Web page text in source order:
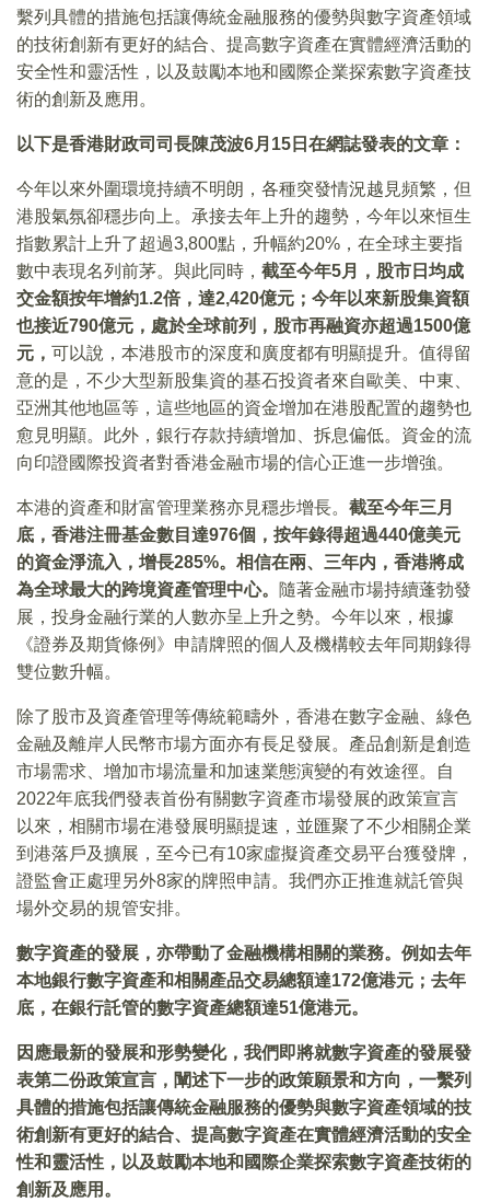
繫列具體的措施包括讓傳統金融服務的優勢與數字資產領域
的技術創新有更好的結合、提高數字資產在實體經濟活動的
安全性和靈活性，以及鼓勵本地和國際企業探索數字資產技
術的創新及應用。
以下是香港財政司司長陳茂波6月15日在網誌發表的文章：
今年以來外圍環境持續不明朗，各種突發情況越見頻繁，但
港股氣氛卻穩步向上。承接去年上升的趨勢，今年以來恒生
指數累計上升了超過3,800點，升幅約20%，在全球主要指
數中表現名列前茅。與此同時， 截至今年5月，股市日均成
交金額按年增約1.2倍，達2,420億元；今年以來新股集資額
也接近790億元，處於全球前列，股市再融資亦超過1500億
元， 可以說，本港股市的深度和廣度都有明顯提升。值得留
意的是，不少大型新股集資的基石投資者來自歐美、中東、
亞洲其他地區等，這些地區的資金增加在港股配置的趨勢也
愈見明顯。此外，銀行存款持續增加、拆息偏低。資金的流
向印證國際投資者對香港金融市場的信心正進一步增強。
本港的資產和財富管理業務亦見穩步增長。 截至今年三月
底，香港注冊基金數目達976個，按年錄得超過440億美元
的資金淨流入，增長285%。相信在兩、三年内，香港將成
為全球最大的跨境資產管理中心。 隨著金融市場持續蓬勃發
展，投身金融行業的人數亦呈上升之勢。今年以來，根據
《證券及期貨條例》申請牌照的個人及機構較去年同期錄得
雙位數升幅。
除了股市及資產管理等傳統範疇外，香港在數字金融、綠色
金融及離岸人民幣市場方面亦有長足發展。產品創新是創造
市場需求、增加市場流量和加速業態演變的有效途徑。自
2022年底我們發表首份有關數字資產市場發展的政策宣言
以來，相關市場在港發展明顯提速，並匯聚了不少相關企業
到港落戶及擴展，至今已有10家虛擬資產交易平台獲發牌，
證監會正處理另外8家的牌照申請。我們亦正推進就託管與
場外交易的規管安排。
數字資產的發展，亦帶動了金融機構相關的業務。例如去年
本地銀行數字資產和相關產品交易總額達172億港元；去年
底，在銀行託管的數字資產總額達51億港元。
因應最新的發展和形勢變化，我們即將就數字資產的發展發
表第二份政策宣言，闡述下一步的政策願景和方向，一繫列
具體的措施包括讓傳統金融服務的優勢與數字資產領域的技
術創新有更好的結合、提高數字資產在實體經濟活動的安全
性和靈活性，以及鼓勵本地和國際企業探索數字資產技術的
創新及應用。